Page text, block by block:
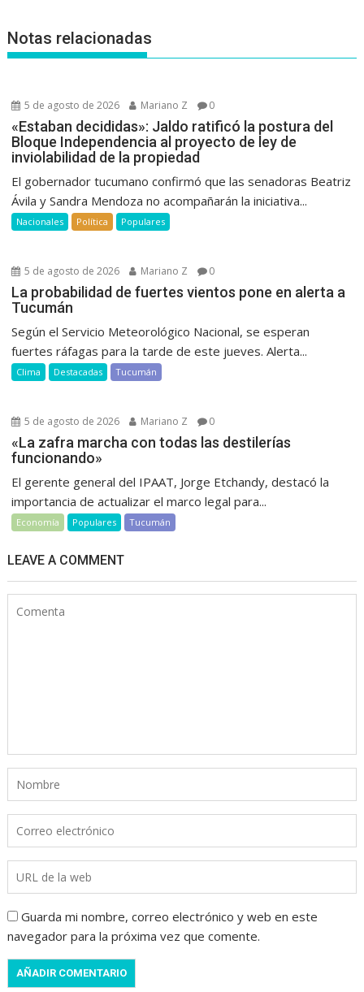
Notas relacionadas
5 de agosto de 2026 Mariano Z 0
«Estaban decididas»: Jaldo ratificó la postura del
Bloque Independencia al proyecto de ley de
inviolabilidad de la propiedad
El gobernador tucumano confirmó que las senadoras Beatriz
Ávila y Sandra Mendoza no acompañarán la iniciativa...
Nacionales Política Populares
5 de agosto de 2026 Mariano Z 0
La probabilidad de fuertes vientos pone en alerta a
Tucumán
Según el Servicio Meteorológico Nacional, se esperan
fuertes ráfagas para la tarde de este jueves. Alerta...
Clima Destacadas Tucumán
5 de agosto de 2026 Mariano Z 0
«La zafra marcha con todas las destilerías
funcionando»
El gerente general del IPAAT, Jorge Etchandy, destacó la
importancia de actualizar el marco legal para...
Economía Populares Tucumán
LEAVE A COMMENT
Guarda mi nombre, correo electrónico y web en este
navegador para la próxima vez que comente.